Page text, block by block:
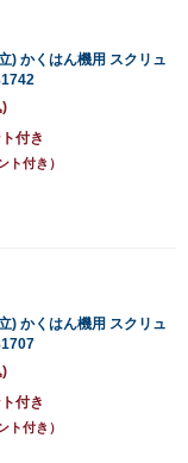
) かくはん機用 スクリュ
)
付き
ト付き）
) かくはん機用 スクリュ
)
付き
ト付き）